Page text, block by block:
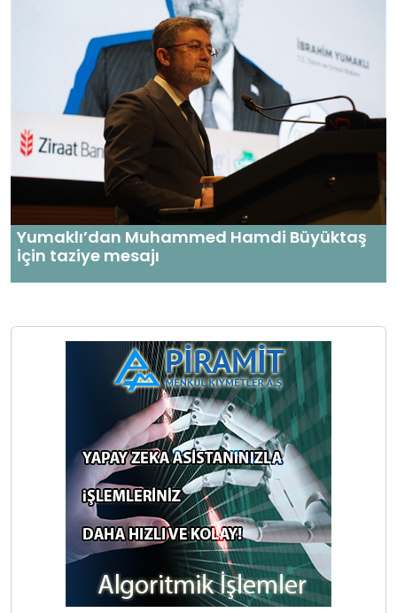
Yumaklı’dan Muhammed Hamdi Büyüktaş
için taziye mesajı